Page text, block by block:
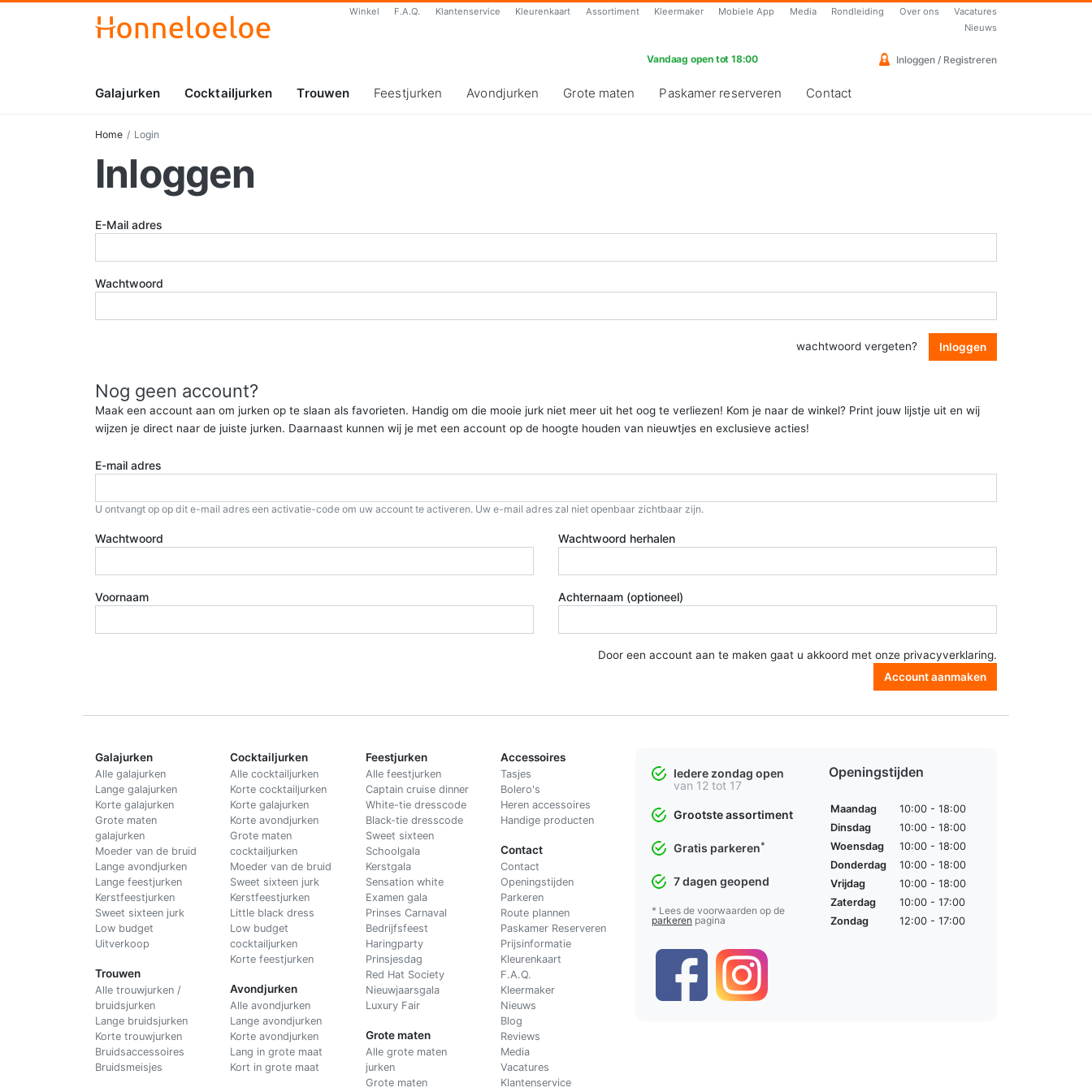
Winkel F.A.Q. Klantenservice Kleurenkaart Assortiment Kleermaker Mobiele App Media Rondleiding Over ons
Vacatures
Nieuws
Vandaag open tot 18:00 Inloggen / Registreren
Galajurken Cocktailjurken Trouwen Feestjurken Avondjurken Grote maten Paskamer reserveren Contact
Home Login
Inloggen
E-Mail adres
Wachtwoord
wachtwoord vergeten? Inloggen
Nog geen account?
Maak een account aan om jurken op te slaan als favorieten. Handig om die mooie jurk niet meer uit het oog te verliezen! Kom je naar de winkel? Print jouw lijstje uit en wij
wijzen je direct naar de juiste jurken. Daarnaast kunnen wij je met een account op de hoogte houden van nieuwtjes en exclusieve acties!
E-mail adres
U ontvangt op op dit e-mail adres een activatie-code om uw account te activeren. Uw e-mail adres zal niet openbaar zichtbaar zijn.
Wachtwoord Wachtwoord herhalen
Voornaam Achternaam (optioneel)
Door een account aan te maken gaat u akkoord met onze privacyverklaring.
Account aanmaken
Galajurken
Alle galajurken
Lange galajurken
Korte galajurken
Grote maten
galajurken
Moeder van de bruid
Lange avondjurken
Lange feestjurken
Kerstfeestjurken
Sweet sixteen jurk
Low budget
Uitverkoop
Trouwen
Alle trouwjurken /
bruidsjurken
Lange bruidsjurken
Korte trouwjurken
Bruidsaccessoires
Bruidsmeisjes
Cocktailjurken
Alle cocktailjurken
Korte cocktailjurken
Korte galajurken
Korte avondjurken
Grote maten
cocktailjurken
Moeder van de bruid
Sweet sixteen jurk
Kerstfeestjurken
Little black dress
Low budget
cocktailjurken
Korte feestjurken
Avondjurken
Alle avondjurken
Lange avondjurken
Korte avondjurken
Lang in grote maat
Kort in grote maat
Feestjurken
Alle feestjurken
Captain cruise dinner
White-tie dresscode
Black-tie dresscode
Sweet sixteen
Schoolgala
Kerstgala
Sensation white
Examen gala
Prinses Carnaval
Bedrijfsfeest
Haringparty
Prinsjesdag
Red Hat Society
Nieuwjaarsgala
Luxury Fair
Grote maten
Alle grote maten
jurken
Grote maten
Accessoires
Tasjes
Bolero's
Heren accessoires
Handige producten
Contact
Contact
Openingstijden
Parkeren
Route plannen
Paskamer Reserveren
Prijsinformatie
Kleurenkaart
F.A.Q.
Kleermaker
Nieuws
Blog
Reviews
Media
Vacatures
Klantenservice
Iedere zondag open
van 12 tot 17
Grootste assortiment
Gratis parkeren*
7 dagen geopend
* Lees de voorwaarden op de
parkeren pagina
Openingstijden
Maandag
10:00 - 18:00
Dinsdag
10:00 - 18:00
Woensdag
10:00 - 18:00
Donderdag
10:00 - 18:00
Vrijdag
10:00 - 18:00
Zaterdag
10:00 - 17:00
Zondag
12:00 - 17:00